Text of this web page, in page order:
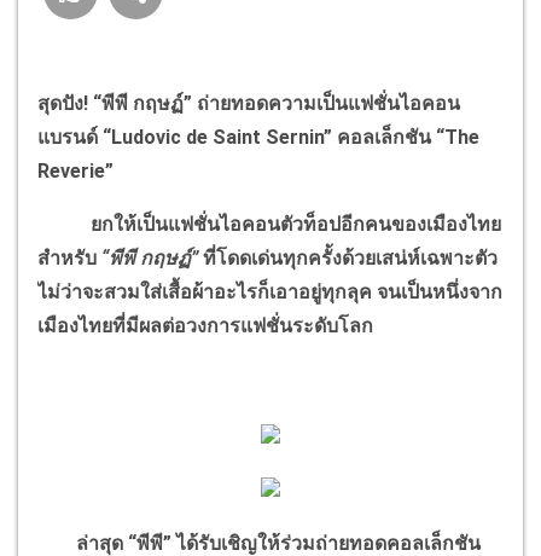
สุดปัง! “พีพี กฤษฏ์” ถ่ายทอดความเป็นแฟชั่นไอคอน
แบรนด์ “Ludovic de Saint Sernin” คอลเล็กชัน “The
Reverie”
ยกให้เป็นแฟชั่นไอคอนตัวท็อปอีกคนของเมืองไทย
สำหรับ “พีพี กฤษฏ์”ที่โดดเด่นทุกครั้งด้วยเสน่ห์เฉพาะตัว
ไม่ว่าจะสวมใส่เสื้อผ้าอะไรก็เอาอยู่ทุกลุค จนเป็นหนึ่งจาก
เมืองไทยที่มีผลต่อวงการแฟชั่นระดับโลก
ล่าสุด “พีพี” ได้รับเชิญให้ร่วมถ่ายทอดคอลเล็กชัน